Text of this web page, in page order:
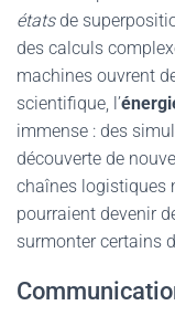
étatsde
des calculs
machines ouvrent
scientifique, l’
immense : des
découverte de
chaînes logistiques
pourraient devenir
surmonter certains